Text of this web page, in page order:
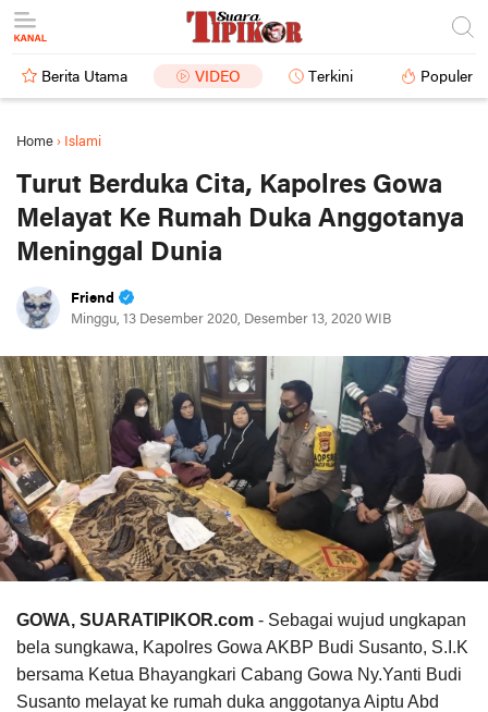
Berita Utama VIDEO Terkini Populer
Home › Islami
Turut Berduka Cita, Kapolres Gowa
Melayat Ke Rumah Duka Anggotanya
Meninggal Dunia
Friend
Minggu, 13 Desember 2020, Desember 13, 2020 WIB
GOWA, SUARATIPIKOR.com - Sebagai wujud ungkapan
bela sungkawa, Kapolres Gowa AKBP Budi Susanto, S.I.K
bersama Ketua Bhayangkari Cabang Gowa Ny.Yanti Budi
Susanto melayat ke rumah duka anggotanya Aiptu Abd